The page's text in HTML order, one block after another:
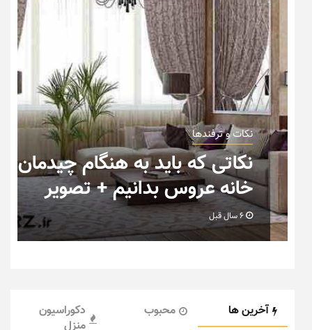
نکات و ترفندها
تصاویر جدید از خانه های
رویایی خاص و متفاوت
آخرین ها محبوب
دکوراسیون
منزل